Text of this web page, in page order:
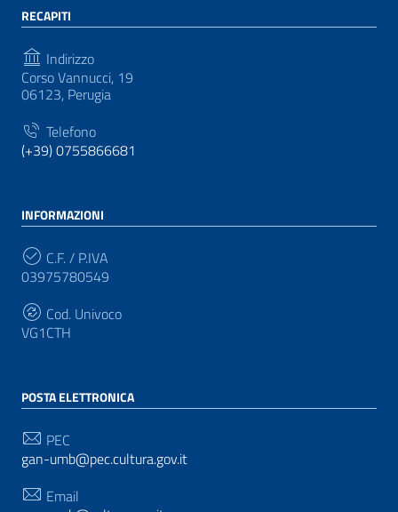
RECAPITI
Indirizzo
Corso Vannucci, 19
06123, Perugia
Telefono
(+39) 0755866681
INFORMAZIONI
C.F. / P.IVA
03975780549
Cod. Univoco
VG1CTH
POSTA ELETTRONICA
PEC
gan-umb@pec.cultura.gov.it
Email